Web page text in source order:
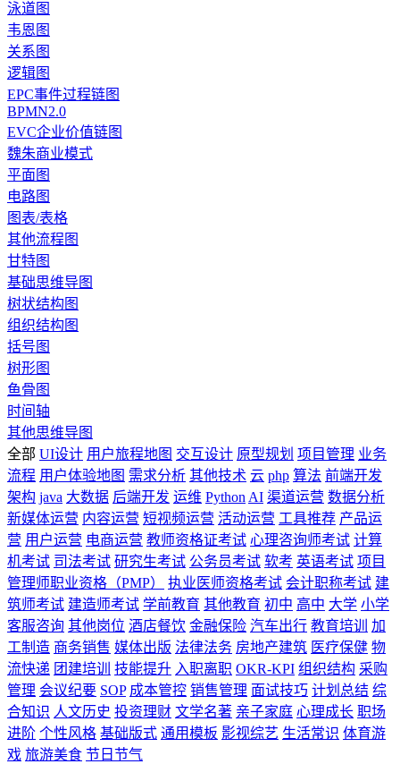
泳道图
韦恩图
关系图
逻辑图
EPC事件过程链图
BPMN2.0
EVC企业价值链图
魏朱商业模式
平面图
电路图
图表/表格
其他流程图
甘特图
基础思维导图
树状结构图
组织结构图
括号图
树形图
鱼骨图
时间轴
其他思维导图
全部 UI设计 用户旅程地图 交互设计 原型规划 项目管理 业务
流程 用户体验地图 需求分析 其他技术 云 php 算法 前端开发
架构 java 大数据 后端开发 运维 Python AI 渠道运营 数据分析
新媒体运营 内容运营 短视频运营 活动运营 工具推荐 产品运
营 用户运营 电商运营 教师资格证考试 心理咨询师考试 计算
机考试 司法考试 研究生考试 公务员考试 软考 英语考试 项目
管理师职业资格（PMP）
执业医师资格考试 会计职称考试 建
筑师考试 建造师考试 学前教育 其他教育 初中 高中 大学 小学
客服咨询 其他岗位 酒店餐饮 金融保险 汽车出行 教育培训
加
工制造 商务销售 媒体出版 法律法务 房地产建筑 医疗保健 物
流快递 团建培训 技能提升 入职离职 OKR-KPI 组织结构 采购
管理 会议纪要 SOP 成本管控 销售管理 面试技巧 计划总结 综
合知识 人文历史 投资理财 文学名著 亲子家庭 心理成长 职场
进阶 个性风格 基础版式 通用模板 影视综艺 生活常识 体育游
戏 旅游美食 节日节气